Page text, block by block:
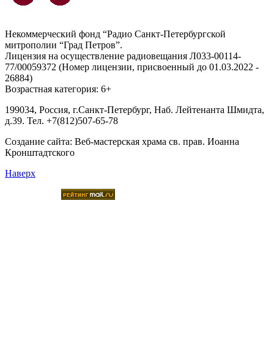
Некоммерческий фонд “Радио Санкт-Петербургской
митрополии “Град Петров”.
Лицензия на осуществление радиовещания Л033-00114-
77/00059372 (Номер лицензии, присвоенный до 01.03.2022 -
26884)
Возрастная категория: 6+
199034, Россия, г.Санкт-Петербург, Наб. Лейтенанта Шмидта,
д.39. Тел. +7(812)507-65-78
Создание сайта: Веб-мастерская храма св. прав. Иоанна
Кронштадтского
Наверх